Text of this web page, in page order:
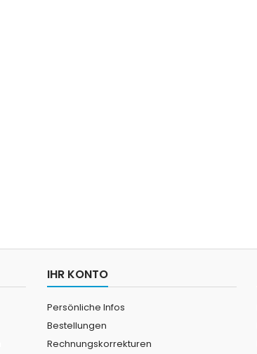
IHR KONTO
Persönliche Infos
Bestellungen
Rechnungskorrekturen